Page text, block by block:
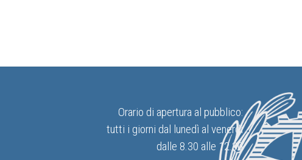
Orario di apertura al pubblico:
tutti i giorni dal lunedì al venerdì
dalle 8.30 alle 12.30